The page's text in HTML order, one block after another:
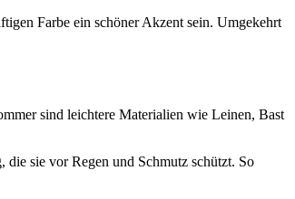
Farbe ein schöner Akzent sein. Umgekehrt
sind leichtere Materialien wie Leinen, Bast
sie vor Regen und Schmutz schützt. So